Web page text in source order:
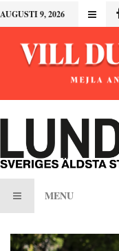
AUGUSTI 9, 2026
MENU